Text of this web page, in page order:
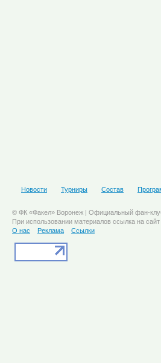
Новости Турниры Состав
© ФК «Факел» Воронеж | Официальный фан-
При использовании материалов ссылка на сайт
О нас
Реклама Ссылки